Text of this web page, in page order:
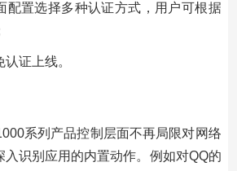
配置选择多种认证方式，用户可根据
证上线。
系列产品控制层面不再局限对网络
入识别应用的内置动作。例如对QQ的